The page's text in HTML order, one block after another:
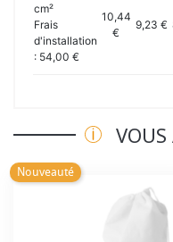
cm²
Frais
d'installation
: 54,00 €
10,44
€
9,23 €
Nouveauté